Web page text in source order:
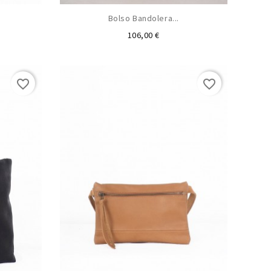
Bolso Bandolera...
106,00 €Precio
favorite_border favorite_border